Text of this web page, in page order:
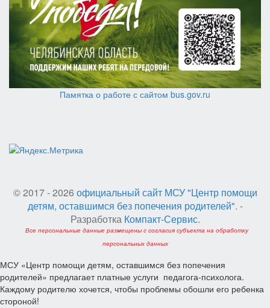
Памятка о работе с сайтом bus.gov.ru
© 2017 - 2026 официальный сайт МСУ "Центр помощи
детям, оставшимся без попечения родителей". -
Разработка Компакт-Сервис.
Все персональные данные размещены с согласия субъекта на обработку
персональных данных
МСУ «Центр помощи детям, оставшимся без попечения
родителей» предлагает платные услуги педагога-психолога.
Каждому родителю хочется, чтобы проблемы обошли его ребенка
стороной!